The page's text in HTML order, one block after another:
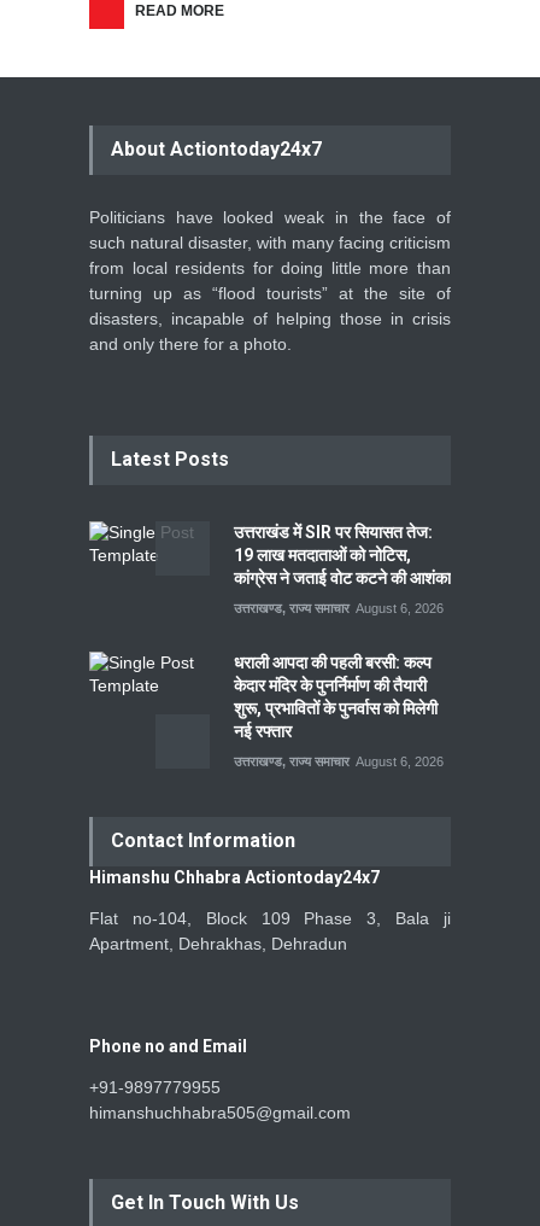
READ MORE
About Actiontoday24x7
Politicians have looked weak in the face of
such natural disaster, with many facing criticism
from local residents for doing little more than
turning up as “flood tourists” at the site of
disasters, incapable of helping those in crisis
and only there for a photo.
Latest Posts
उत्तराखंड में SIR पर सियासत तेज:
19 लाख मतदाताओं को नोटिस,
कांग्रेस ने जताई वोट कटने की आशंका
उत्तराखण्ड, राज्य समाचार August 6, 2026
धराली आपदा की पहली बरसी: कल्प
केदार मंदिर के पुनर्निर्माण की तैयारी
शुरू, प्रभावितों के पुनर्वास को मिलेगी
नई रफ्तार
उत्तराखण्ड, राज्य समाचार August 6, 2026
Contact Information
Himanshu Chhabra Actiontoday24x7
Flat no-104, Block 109 Phase 3, Bala ji
Apartment, Dehrakhas, Dehradun
Phone no and Email
+91-9897779955
himanshuchhabra505@gmail.com
Get In Touch With Us